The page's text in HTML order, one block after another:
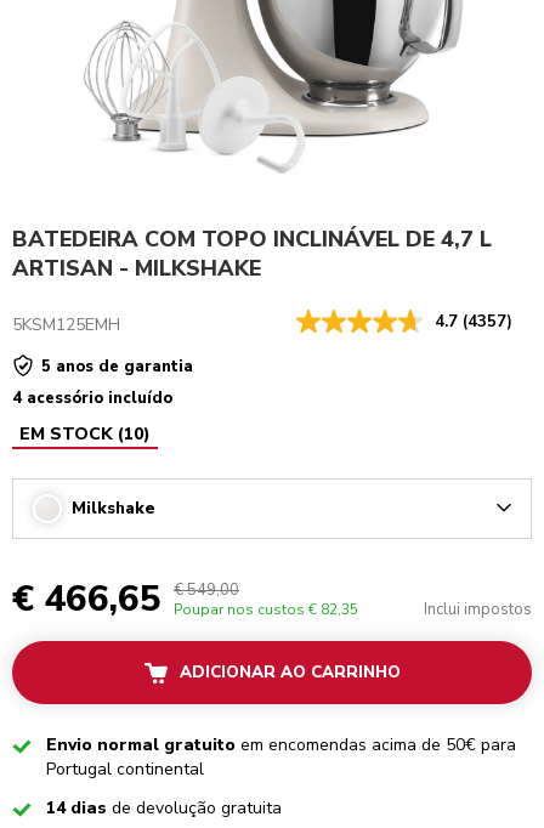
BATEDEIRA COM TOPO INCLINÁVEL DE 4,7 L
ARTISAN - MILKSHAKE
5KSM125EMH 4.7 (4357)
5 anos de garantia
4 acessório incluído
EM STOCK (10)
Milkshake
€ 466,65 € 549,00
Poupar nos custos € 82,35 Inclui impostos
ADICIONAR AO CARRINHO
CheckedEnvio normal gratuito em encomendas acima de 50€ para
Portugal continental
Checked
14 dias de devolução gratuita